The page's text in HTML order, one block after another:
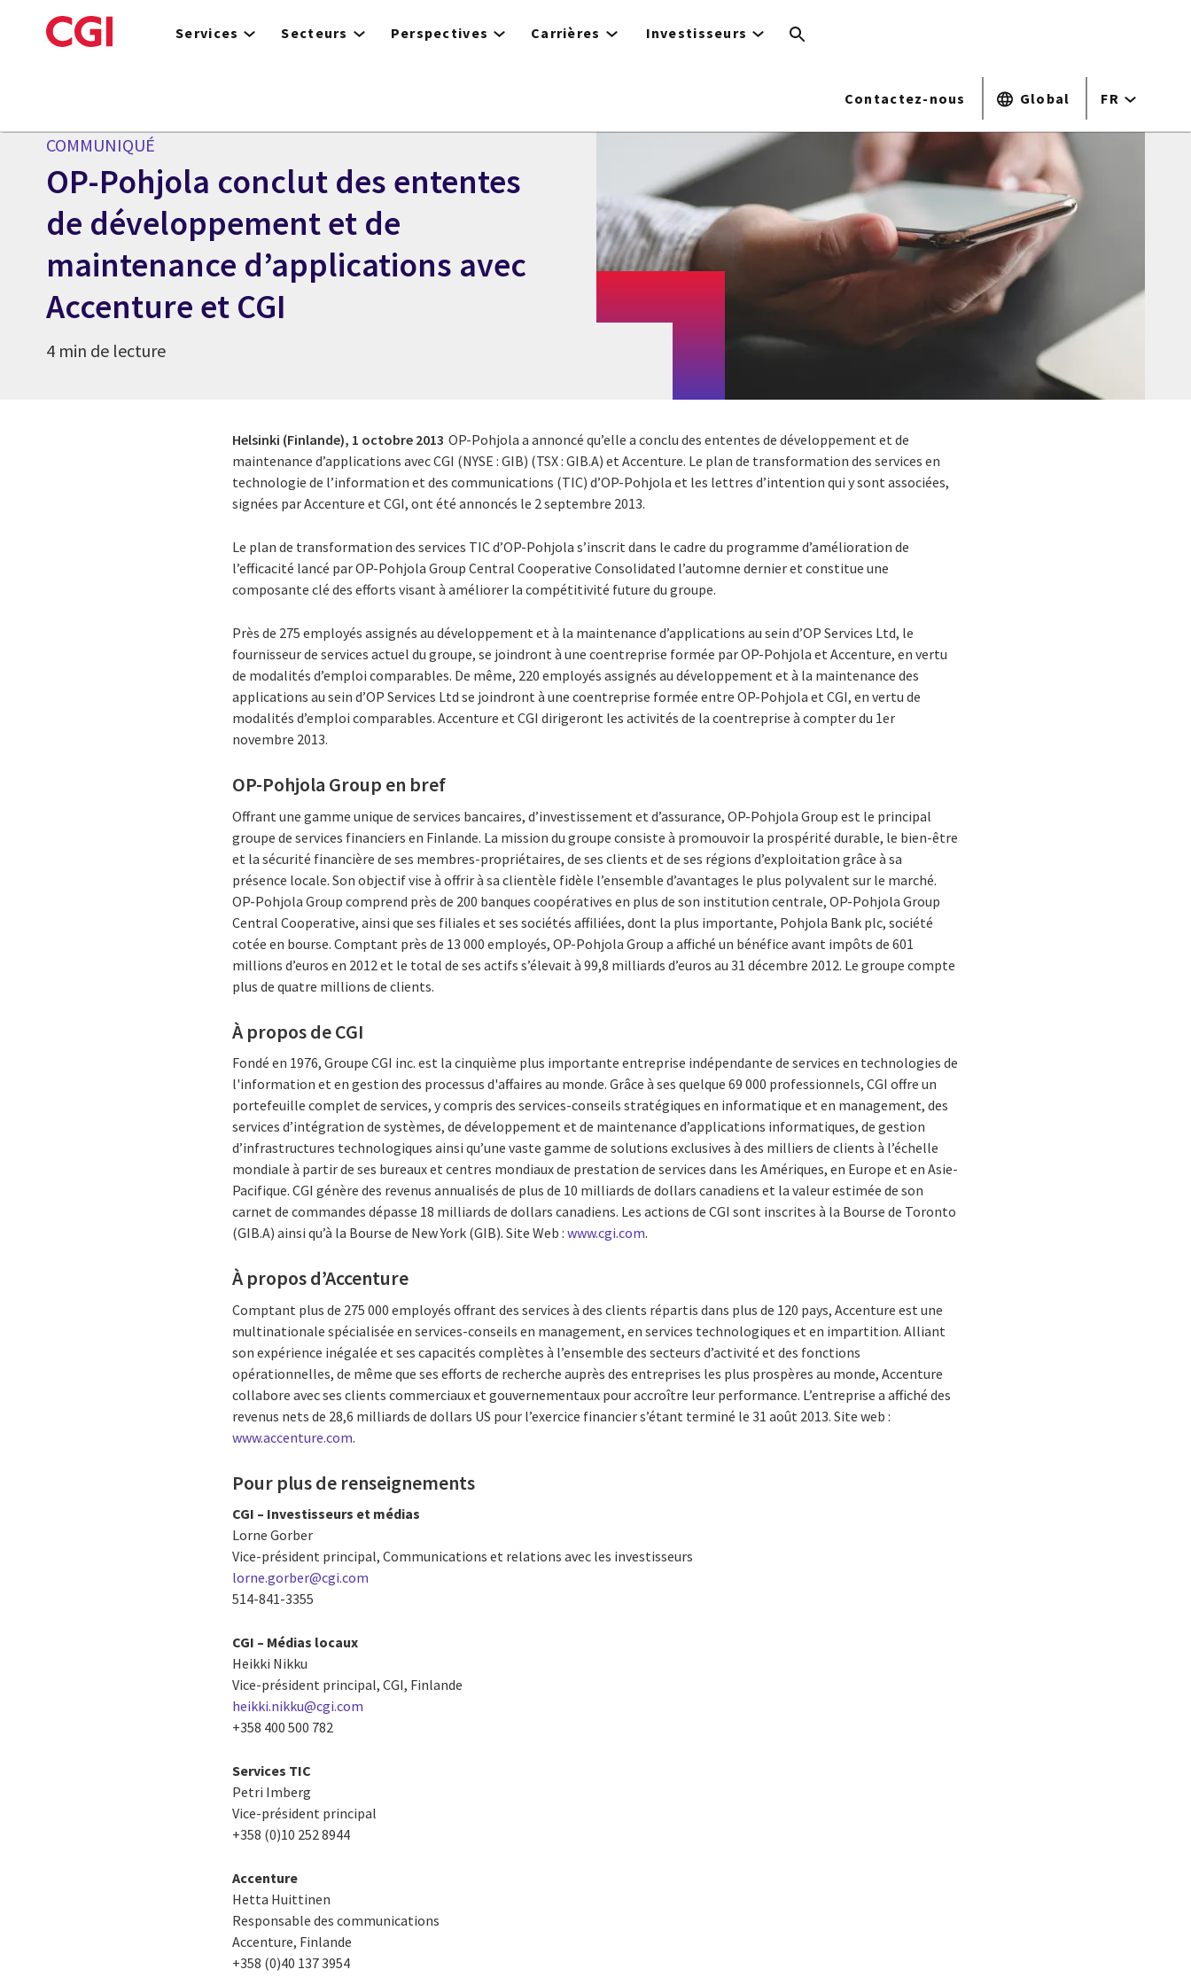
to
Services Secteurs Perspectives Carrières Investisseurs
Contactez-nous Global FR
COMMUNIQUÉ
OP-Pohjola conclut des ententes
de développement et de
maintenance d’applications avec
Accenture et CGI
4 min de lecture
Helsinki (Finlande), 1 octobre 2013 OP-Pohjola a annoncé qu’elle a conclu des ententes de développement et de
maintenance d’applications avec CGI (NYSE : GIB) (TSX : GIB.A) et Accenture. Le plan de transformation des services en
technologie de l’information et des communications (TIC) d’OP-Pohjola et les lettres d’intention qui y sont associées,
signées par Accenture et CGI, ont été annoncés le 2 septembre 2013.
Le plan de transformation des services TIC d’OP-Pohjola s’inscrit dans le cadre du programme d’amélioration de
l’efficacité lancé par OP-Pohjola Group Central Cooperative Consolidated l’automne dernier et constitue une
composante clé des efforts visant à améliorer la compétitivité future du groupe.
Près de 275 employés assignés au développement et à la maintenance d’applications au sein d’OP Services Ltd, le
fournisseur de services actuel du groupe, se joindront à une coentreprise formée par OP-Pohjola et Accenture, en vertu
de modalités d’emploi comparables. De même, 220 employés assignés au développement et à la maintenance des
applications au sein d’OP Services Ltd se joindront à une coentreprise formée entre OP-Pohjola et CGI, en vertu de
modalités d’emploi comparables. Accenture et CGI dirigeront les activités de la coentreprise à compter du 1er
novembre 2013.
OP-Pohjola Group en bref
Offrant une gamme unique de services bancaires, d’investissement et d’assurance, OP-Pohjola Group est le principal
groupe de services financiers en Finlande. La mission du groupe consiste à promouvoir la prospérité durable, le bien-être
et la sécurité financière de ses membres-propriétaires, de ses clients et de ses régions d’exploitation grâce à sa
présence locale. Son objectif vise à offrir à sa clientèle fidèle l’ensemble d’avantages le plus polyvalent sur le marché.
OP-Pohjola Group comprend près de 200 banques coopératives en plus de son institution centrale, OP-Pohjola Group
Central Cooperative, ainsi que ses filiales et ses sociétés affiliées, dont la plus importante, Pohjola Bank plc, société
cotée en bourse. Comptant près de 13 000 employés, OP-Pohjola Group a affiché un bénéfice avant impôts de 601
millions d’euros en 2012 et le total de ses actifs s’élevait à 99,8 milliards d’euros au 31 décembre 2012. Le groupe compte
plus de quatre millions de clients.
À propos de CGI
Fondé en 1976, Groupe CGI inc. est la cinquième plus importante entreprise indépendante de services en technologies de
l'information et en gestion des processus d'affaires au monde. Grâce à ses quelque 69 000 professionnels, CGI offre un
portefeuille complet de services, y compris des services-conseils stratégiques en informatique et en management, des
services d’intégration de systèmes, de développement et de maintenance d’applications informatiques, de gestion
d’infrastructures technologiques ainsi qu’une vaste gamme de solutions exclusives à des milliers de clients à l’échelle
mondiale à partir de ses bureaux et centres mondiaux de prestation de services dans les Amériques, en Europe et en Asie-
Pacifique. CGI génère des revenus annualisés de plus de 10 milliards de dollars canadiens et la valeur estimée de son
carnet de commandes dépasse 18 milliards de dollars canadiens. Les actions de CGI sont inscrites à la Bourse de Toronto
(GIB.A) ainsi qu’à la Bourse de New York (GIB). Site Web :www.cgi.com.
À propos d’Accenture
Comptant plus de 275 000 employés offrant des services à des clients répartis dans plus de 120 pays, Accenture est une
multinationale spécialisée en services-conseils en management, en services technologiques et en impartition. Alliant
son expérience inégalée et ses capacités complètes à l’ensemble des secteurs d’activité et des fonctions
opérationnelles, de même que ses efforts de recherche auprès des entreprises les plus prospères au monde, Accenture
collabore avec ses clients commerciaux et gouvernementaux pour accroître leur performance. L’entreprise a affiché des
revenus nets de 28,6 milliards de dollars US pour l’exercice financier s’étant terminé le 31 août 2013. Site web :
www.accenture.com.
Pour plus de renseignements
CGI – Investisseurs et médias
Lorne Gorber
Vice-président principal, Communications et relations avec les investisseurs
lorne.gorber@cgi.com
514-841-3355
CGI – Médias locaux
Heikki Nikku
Vice-président principal, CGI, Finlande
heikki.nikku@cgi.com
+358 400 500 782
Services TIC
Petri Imberg
Vice-président principal
+358 (0)10 252 8944
Accenture
Hetta Huittinen
Responsable des communications
Accenture, Finlande
+358 (0)40 137 3954